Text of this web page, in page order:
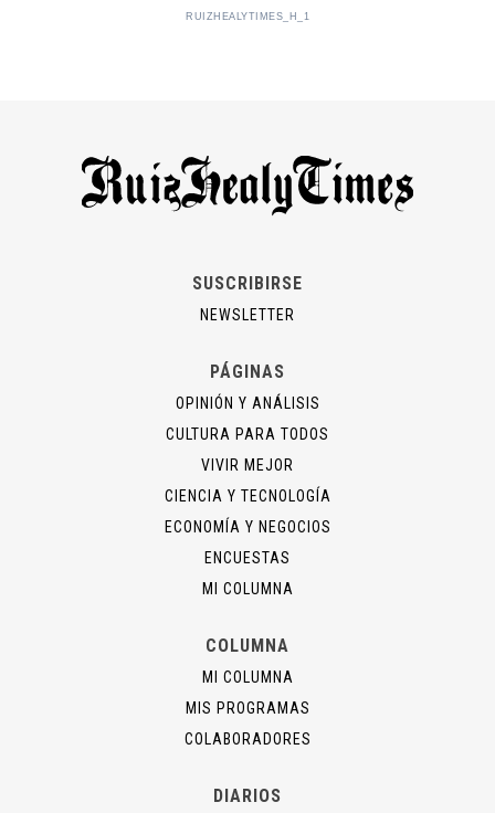
RUIZHEALYTIMES_H_1
SUSCRIBIRSE
NEWSLETTER
PÁGINAS
OPINIÓN Y ANÁLISIS
CULTURA PARA TODOS
VIVIR MEJOR
CIENCIA Y TECNOLOGÍA
ECONOMÍA Y NEGOCIOS
ENCUESTAS
MI COLUMNA
COLUMNA
MI COLUMNA
MIS PROGRAMAS
COLABORADORES
DIARIOS